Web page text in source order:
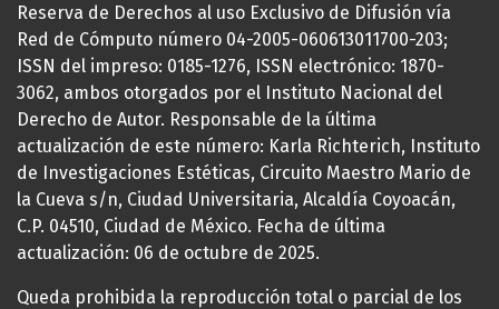
Reserva de Derechos al uso Exclusivo de Difusión vía
Red de Cómputo número 04-2005-060613011700-203;
ISSN del impreso: 0185-1276, ISSN electrónico: 1870-
3062, ambos otorgados por el Instituto Nacional del
Derecho de Autor. Responsable de la última
actualización de este número: Karla Richterich, Instituto
de Investigaciones Estéticas, Circuito Maestro Mario de
la Cueva s/n, Ciudad Universitaria, Alcaldía Coyoacán,
C.P. 04510, Ciudad de México. Fecha de última
actualización: 06 de octubre de 2025.
Queda prohibida la reproducción total o parcial de los